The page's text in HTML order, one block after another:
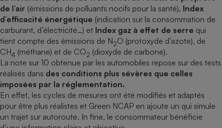
de l’air (émissions de polluants nocifs pour la santé), Index
d’efficacité énergétique (indication sur la consommation de
carburant, d’électricité…) et Index gaz à effet de serre qui
tient compte des émissions de N2O (protoxyde d’azote), de
CH4 (méthane) et de CO2 (dioxyde de carbone).
La note sur 10 obtenue par les automobiles repose sur des tests
réalisés dans des conditions plus sévères que celles
imposées par la réglementation.
En effet, les cycles de mesures ont été modifiés et adaptés
pour être plus réalistes et Green NCAP en ajoute un qui simule
un trajet sur autoroute. In fine, le consommateur bénéficie